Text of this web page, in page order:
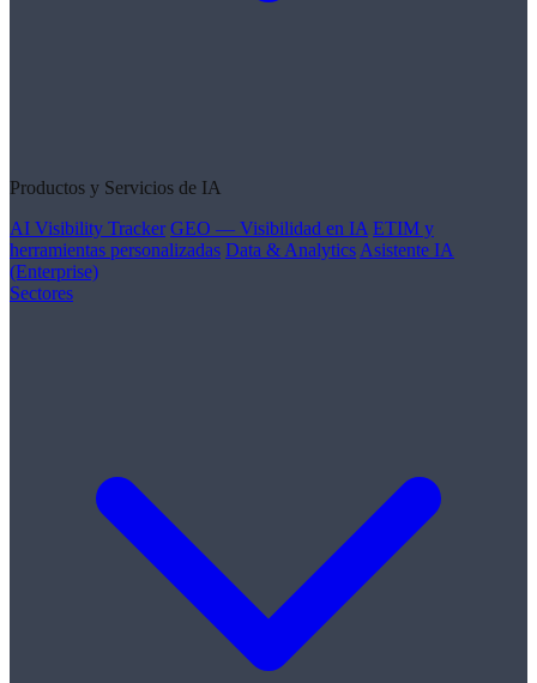
Productos y Servicios de IA
AI Visibility Tracker GEO — Visibilidad en IA ETIM y
herramientas personalizadas Data & Analytics Asistente IA
(Enterprise)
Sectores